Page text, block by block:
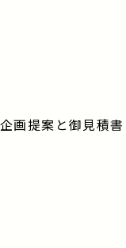
画提案と御見積書